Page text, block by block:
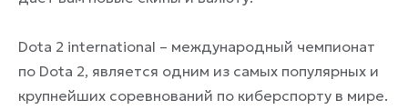
Dota 2 international – международный чемпионат
по Dota 2, является одним из самых популярных и
крупнейших соревнований по киберспорту в мире.